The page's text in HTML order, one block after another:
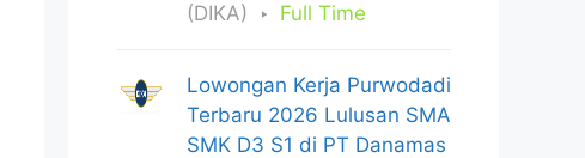
(DIKA)
Full Time
Lowongan Kerja Purwodadi
Terbaru 2026 Lulusan SMA
SMK D3 S1 di PT Danamas